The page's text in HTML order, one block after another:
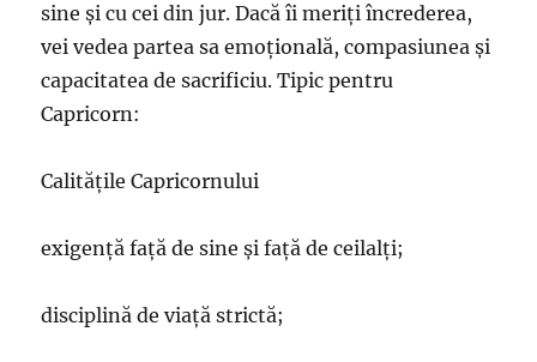
sine și cu cei din jur. Dacă îi meriți încrederea,
vei vedea partea sa emoțională, compasiunea și
capacitatea de sacrificiu. Tipic pentru
Capricorn:
Calitățile Capricornului
exigență față de sine și față de ceilalți;
disciplină de viață strictă;